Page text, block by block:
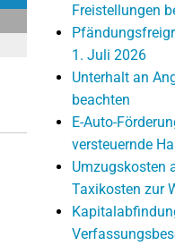
Freistellungen
1. Juli 2026
Unterhalt an
beachten
E-Auto-
versteuernde
Umzugskosten
Taxikosten zur